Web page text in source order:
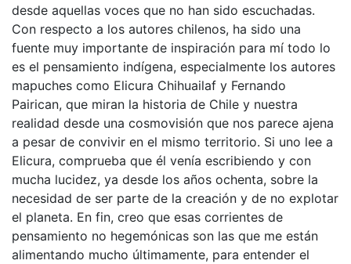
desde aquellas voces que no han sido escuchadas.
Con respecto a los autores chilenos, ha sido una
fuente muy importante de inspiración para mí todo lo
es el pensamiento indígena, especialmente los autores
mapuches como Elicura Chihuailaf y Fernando
Pairican, que miran la historia de Chile y nuestra
realidad desde una cosmovisión que nos parece ajena
a pesar de convivir en el mismo territorio. Si uno lee a
Elicura, comprueba que él venía escribiendo y con
mucha lucidez, ya desde los años ochenta, sobre la
necesidad de ser parte de la creación y de no explotar
el planeta. En fin, creo que esas corrientes de
pensamiento no hegemónicas son las que me están
alimentando mucho últimamente, para entender el